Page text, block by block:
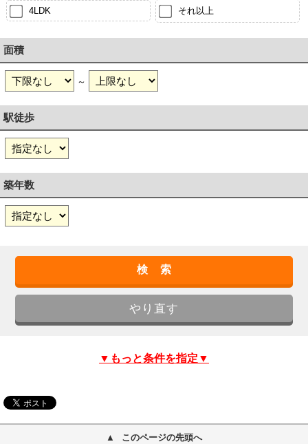
4LDK それ以上
面積
～
駅徒歩
築年数
▼もっと条件を指定▼
このページの先頭へ